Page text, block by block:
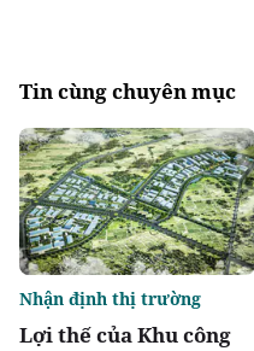
Tin cùng chuyên mục
Lợi thế của Khu công
Nhận định thị trường